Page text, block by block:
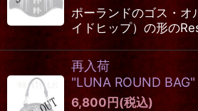
ポーランドのゴス・オ
イドヒップ）の形の
再入荷
"LUNA ROUND
6,800 円 (税込)